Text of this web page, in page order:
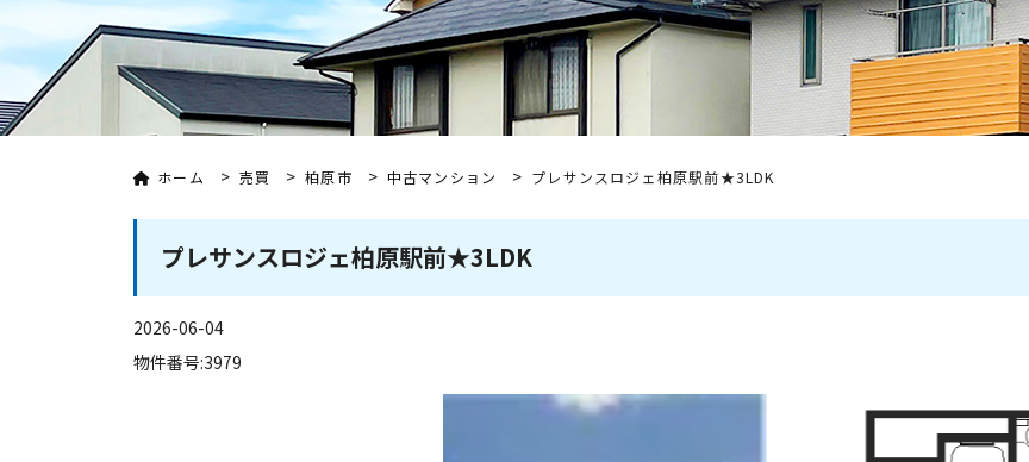
ホーム > 売買 > 柏原市 > 中古マンション > プレサンスロジェ柏原駅前★3LDK
プレサンスロジェ柏原駅前★3LDK
2026-06-04
物件番号:3979